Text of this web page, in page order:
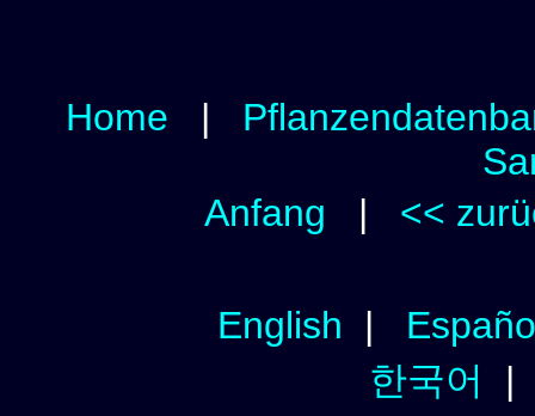
Home |
Anfang | <<
English |
한국어